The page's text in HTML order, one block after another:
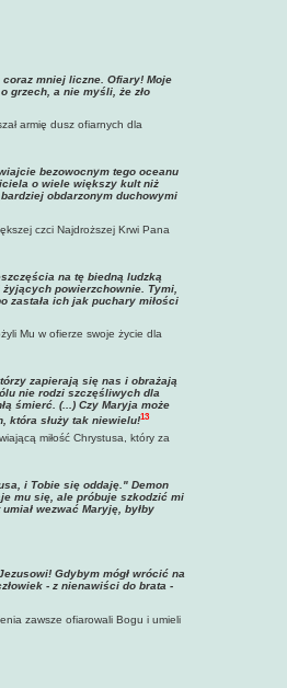
mniej liczne. Ofiary! Moje
grzech, a nie myśli, że zło
armię dusz ofiarnych dla
bezowocnym tego oceanu
o wiele większy kult niż
obdarzonym duchowymi
czci Najdroższej Krwi Pana
na tę biedną ludzką
powierzchownie. Tymi,
zastała ich jak puchary miłości
Mu w ofierze swoje życie dla
zapierają się nas i obrażają
nie rodzi szczęśliwych dla
śmierć. (...) Czy Maryja może
która służy tak niewielu!13
miłość Chrystusa, który za
i Tobie się oddaję." Demon
mu się, ale próbuje szkodzić mi
wezwać Maryję, byłby
Gdybym mógł wrócić na
- z nienawiści do brata -
zawsze ofiarowali Bogu i umieli